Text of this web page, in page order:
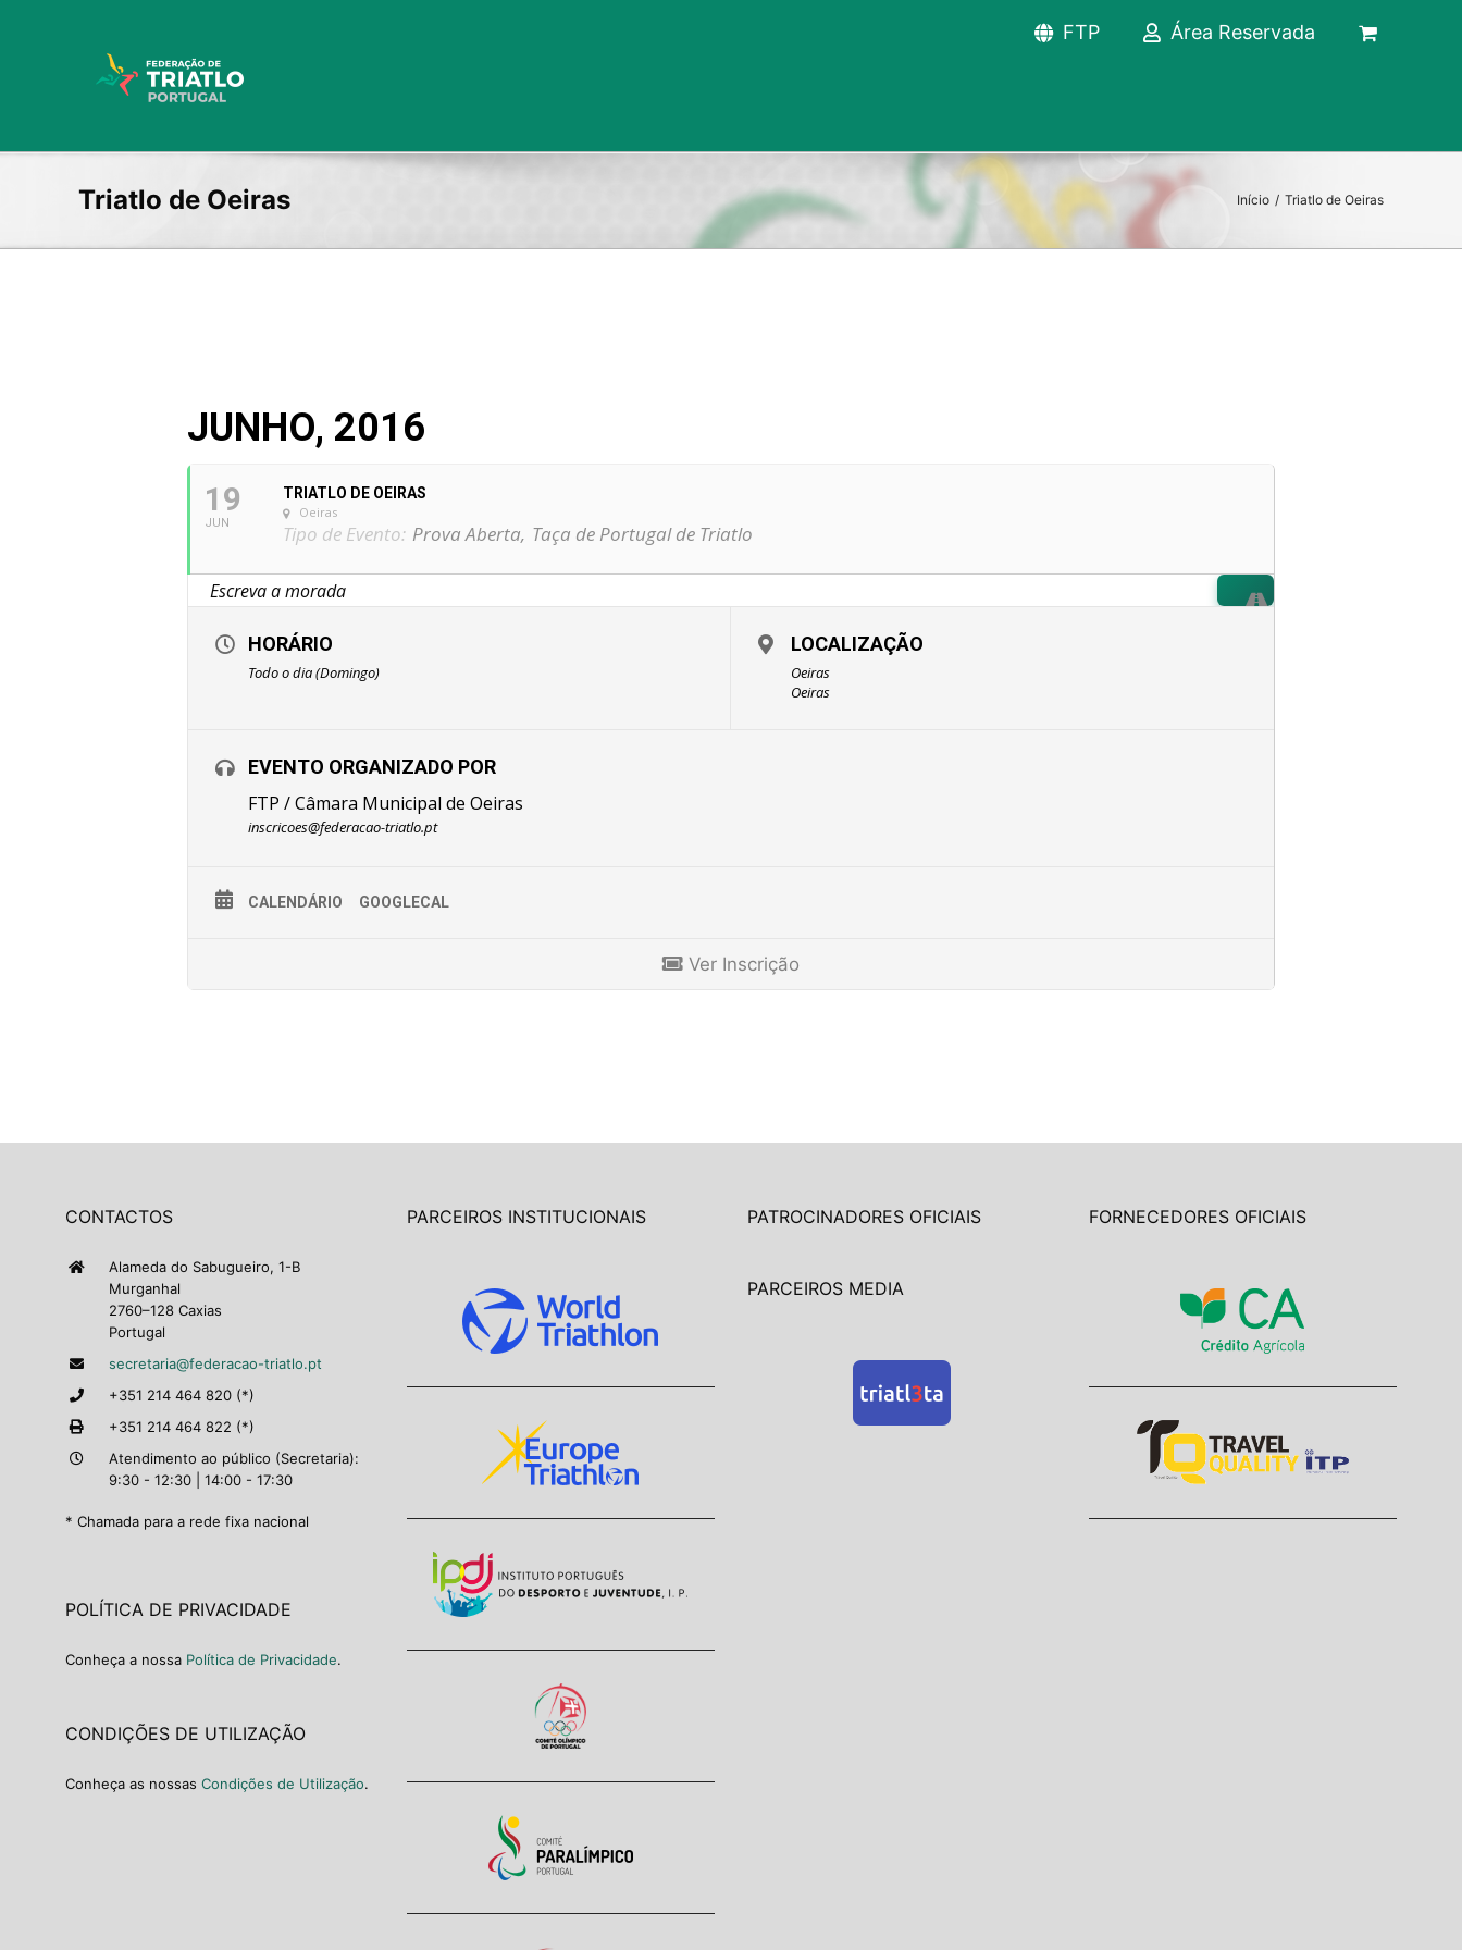
FTP Área Reservada
Triatlo de Oeiras Início / Triatlo de Oeiras
JUNHO, 2016
19
JUN
TRIATLO DE OEIRAS
Oeiras
Tipo de Evento: Prova Aberta, Taça de Portugal de Triatlo
HORÁRIO
Todo o dia (Domingo)
LOCALIZAÇÃO
Oeiras
Oeiras
EVENTO ORGANIZADO POR
FTP / Câmara Municipal de Oeiras
inscricoes@federacao-triatlo.pt
CALENDÁRIO GOOGLECAL
Ver Inscrição
CONTACTOS
Alameda do Sabugueiro, 1-B
Murganhal
2760–128 Caxias
Portugal
secretaria@federacao-triatlo.pt
+351 214 464 820 (*)
+351 214 464 822 (*)
Atendimento ao público (Secretaria):
9:30 - 12:30 | 14:00 - 17:30
* Chamada para a rede fixa nacional
POLÍTICA DE PRIVACIDADE
Conheça a nossa Política de Privacidade.
CONDIÇÕES DE UTILIZAÇÃO
Conheça as nossas Condições de Utilização.
PARCEIROS INSTITUCIONAIS PATROCINADORES OFICIAIS
PARCEIROS MEDIA
FORNECEDORES OFICIAIS